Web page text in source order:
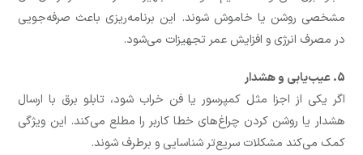
مشخصی روشن یا خاموش شوند. این برنامه‌ریزی باعث صرفه‌جویی
در مصرف انرژی و افزایش عمر تجهیزات می‌شود.
5. عیب‌یابی و هشدار
اگر یکی از اجزا مثل کمپرسور یا فن خراب شود، تابلو برق با ارسال
هشدار یا روشن کردن چراغ‌های خطا کاربر را مطلع می‌کند. این ویژگی
کمک می‌کند مشکلات سریع‌تر شناسایی و برطرف شوند.